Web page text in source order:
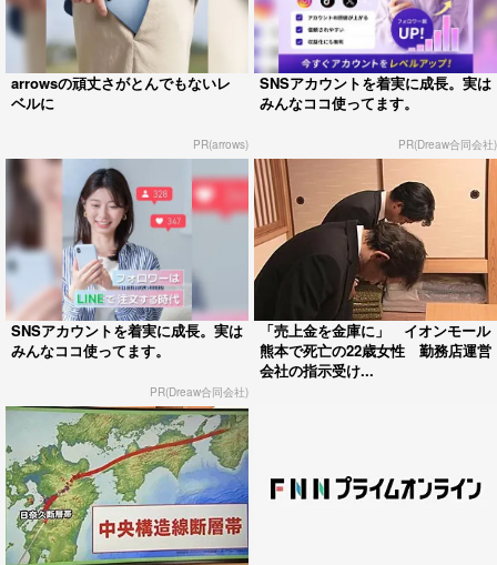
arrowsの頑丈さがとんでもないレ
ベルに
PR(arrows)
SNSアカウントを着実に成長。実は
みんなココ使ってます。
PR(Dreaw合同会社)
SNSアカウントを着実に成長。実は
みんなココ使ってます。
PR(Dreaw合同会社)
「売上金を金庫に」 イオンモール
熊本で死亡の22歳女性 勤務店運営
会社の指示受け...